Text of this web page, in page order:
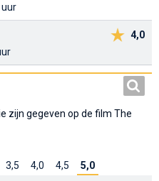
uur
4,0
zijn gegeven op de film The
3,5 4,0 4,5 5,0